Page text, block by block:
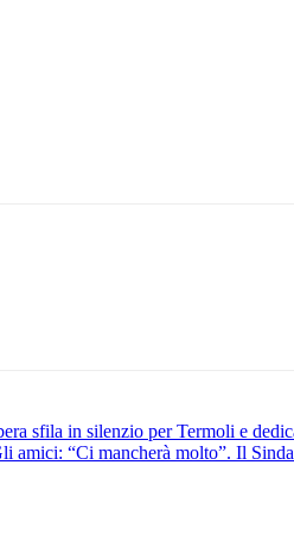
sfila in silenzio per Termoli e
“Ci mancherà molto”. Il